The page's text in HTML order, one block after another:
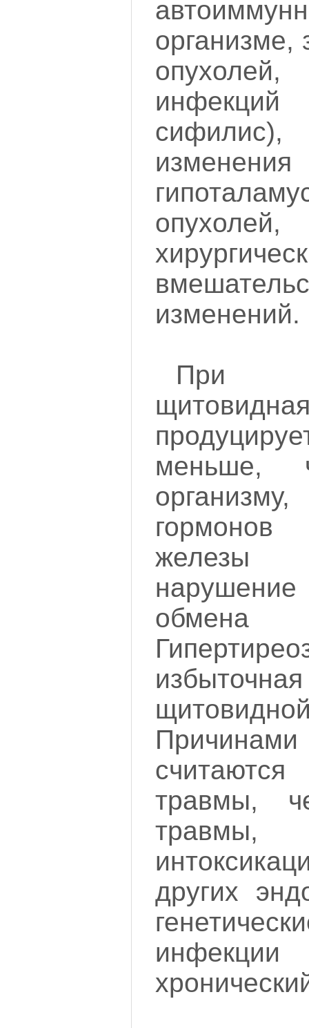
организме,
сифилис),
изменений.
При
меньше,
железы
травмы,
травмы,
других
инфекции